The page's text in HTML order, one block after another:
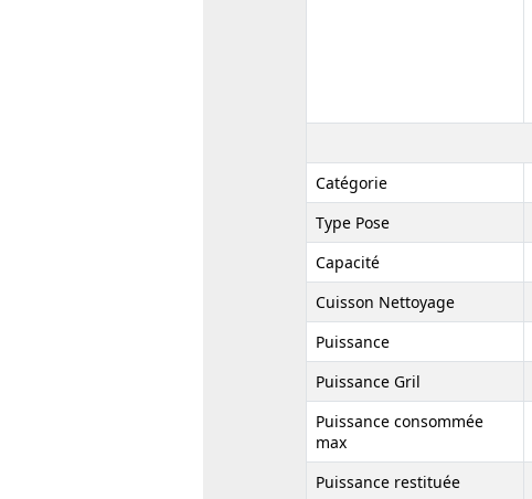
Catégorie
Type Pose
Capacité
Cuisson Nettoyage
Puissance
Puissance Gril
Puissance consommée
max
Puissance restituée